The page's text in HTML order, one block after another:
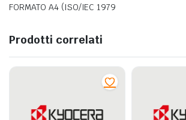
FORMATO A4 (ISO/IEC 1979
Prodotti correlati